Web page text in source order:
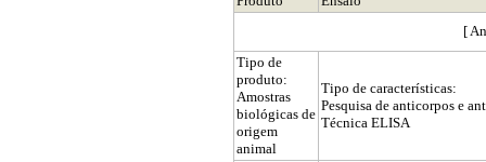
[
Tipo de
produto:
Amostras
biológicas de
origem
animal
Tipo de características:
Pesquisa de anticorpos e
Técnica ELISA